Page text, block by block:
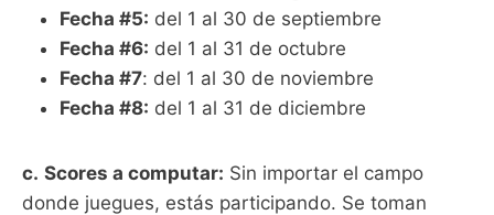
Fecha #5: del 1 al 30 de septiembre
Fecha #6: del 1 al 31 de octubre
Fecha #7: del 1 al 30 de noviembre
Fecha #8: del 1 al 31 de diciembre
c. Scores a computar: Sin importar el campo
donde juegues, estás participando. Se toman